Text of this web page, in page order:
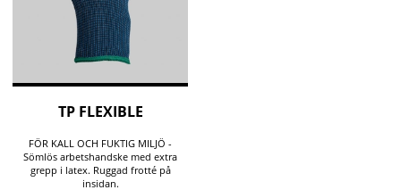
TP FLEXIBLE
FÖR KALL OCH FUKTIG MILJÖ -
Sömlös arbetshandske med extra
grepp i latex. Ruggad frotté på
insidan.